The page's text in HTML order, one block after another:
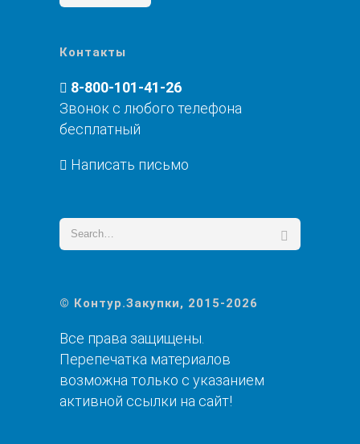
Контакты
8-800-101-41-26
Звонок с любого телефона
бесплатный
Написать письмо
© Контур.Закупки, 2015-2026
Все права защищены.
Перепечатка материалов
возможна только с указанием
активной ссылки на сайт!